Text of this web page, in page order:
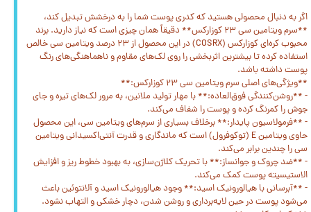
اگر به دنبال محصولی هستید که کدری پوست شما را به درخشش تبدیل کند،
**سرم ویتامین سی ۲۳ کوزارکس** دقیقاً همان چیزی است که نیاز دارید. برند
محبوب کره‌ای کوزارکس (COSRX) در این محصول از ۲۳ درصد ویتامین سی خالص
استفاده کرده تا بیشترین اثربخشی را روی لک‌های مقاوم و ناهماهنگی‌های رنگ
پوست داشته باشد.
**ویژگی‌های اصلی سرم ویتامین سی ۲۳ کوزارکس:**
- **روشن‌کنندگی فوق‌العاده:** با مهار تولید ملانین، به مرور لک‌های تیره و جای
جوش را کمرنگ کرده و پوست را شفاف می‌کند.
- **فرمولاسیون پایدار:** برخلاف بسیاری از سرم‌های ویتامین سی، این محصول
حاوی ویتامین E (توکوفرول) است که ماندگاری و قدرت آنتی‌اکسیدانی ویتامین
سی را چندین برابر می‌کند.
- **ضد چروک و جوانساز:** با تحریک کلاژن‌سازی، به بهبود خطوط ریز و افزایش
الاستیسیته پوست کمک می‌کند.
- **آبرسانی با هیالورونیک اسید:** وجود هیالورونیک اسید و آلانتوئین باعث
می‌شود پوست در حین لایه‌برداری و روشن شدن، دچار خشکی و التهاب نشود.